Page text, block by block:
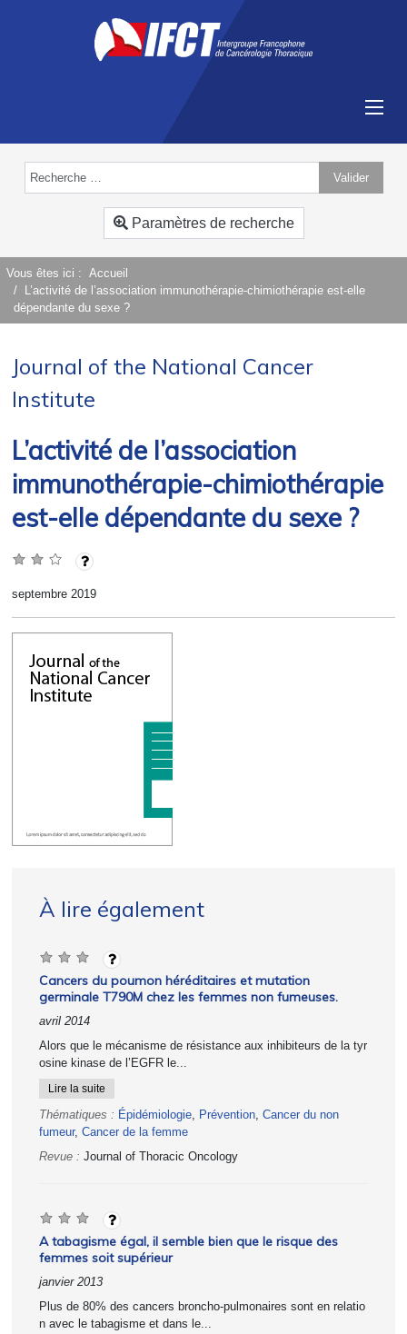
Valider
Paramètres de recherche
Vous êtes ici : Accueil
L’activité de l’association immunothérapie-chimiothérapie est-elle
dépendante du sexe ?
Journal of the National Cancer
Institute
L’activité de l’association
immunothérapie-chimiothérapie
est-elle dépendante du sexe ?
septembre 2019
À lire également
Cancers du poumon héréditaires et mutation
germinale T790M chez les femmes non fumeuses.
avril 2014
Alors que le mécanisme de résistance aux inhibiteurs de la tyr
osine kinase de l’EGFR le...
Lire la suite
Thématiques : Épidémiologie, Prévention, Cancer du non
fumeur, Cancer de la femme
Revue : Journal of Thoracic Oncology
A tabagisme égal, il semble bien que le risque des
femmes soit supérieur
janvier 2013
Plus de 80% des cancers broncho-pulmonaires sont en relatio
n avec le tabagisme et dans le...